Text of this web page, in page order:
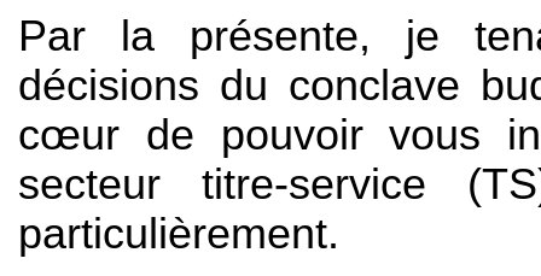
Par la présente, je
décisions du conclave
cœur de pouvoir vous
secteur titre-service
particulièrement.